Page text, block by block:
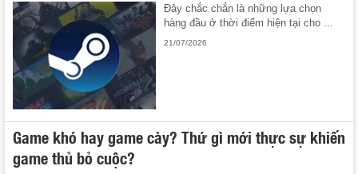
Đây chắc chắn là những lựa chọn
hàng đầu ở thời điểm hiện tại cho ...
21/07/2026
Game khó hay game cày? Thứ gì mới thực sự khiến
game thủ bỏ cuộc?